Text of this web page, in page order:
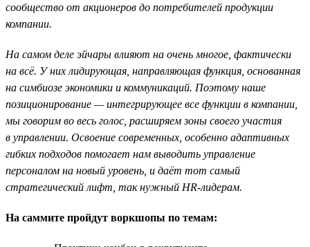
сообщество от акционеров до потребителей продукции
компании.
На самом деле эйчары влияют на очень многое, фактически
на всё. У них лидирующая, направляющая функция, основанная
на симбиозе экономики и коммуникаций. Поэтому наше
позиционирование — интегрирующее все функции в компании,
мы говорим во весь голос, расширяем зоны своего участия
в управлении. Освоение современных, особенно адаптивных
гибких подходов помогает нам выводить управление
персоналом на новый уровень, и даёт тот самый
стратегический лифт, так нужный HR-лидерам.
На саммите пройдут воркшопы по темам: